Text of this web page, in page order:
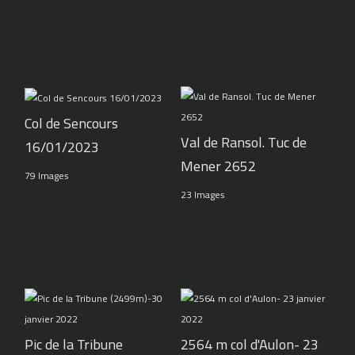
Col de Sencours
16/01/2023
79 Images
Val de Ransol. Tuc de
Mener 2652
23 Images
Pic de la Tribune 2564 m col d'Aulon- 23